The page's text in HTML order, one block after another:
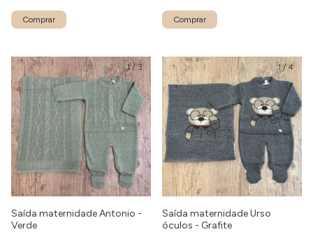
Comprar Comprar
1/3
Saída maternidade Antonio -
Verde
1/4
Saída maternidade Urso
óculos - Grafite